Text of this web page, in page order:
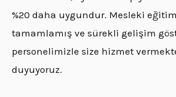
%20 daha uygundur. Mesleki
tamamlamış ve sürekli gelişim
personelimizle size hizmet
duyuyoruz.